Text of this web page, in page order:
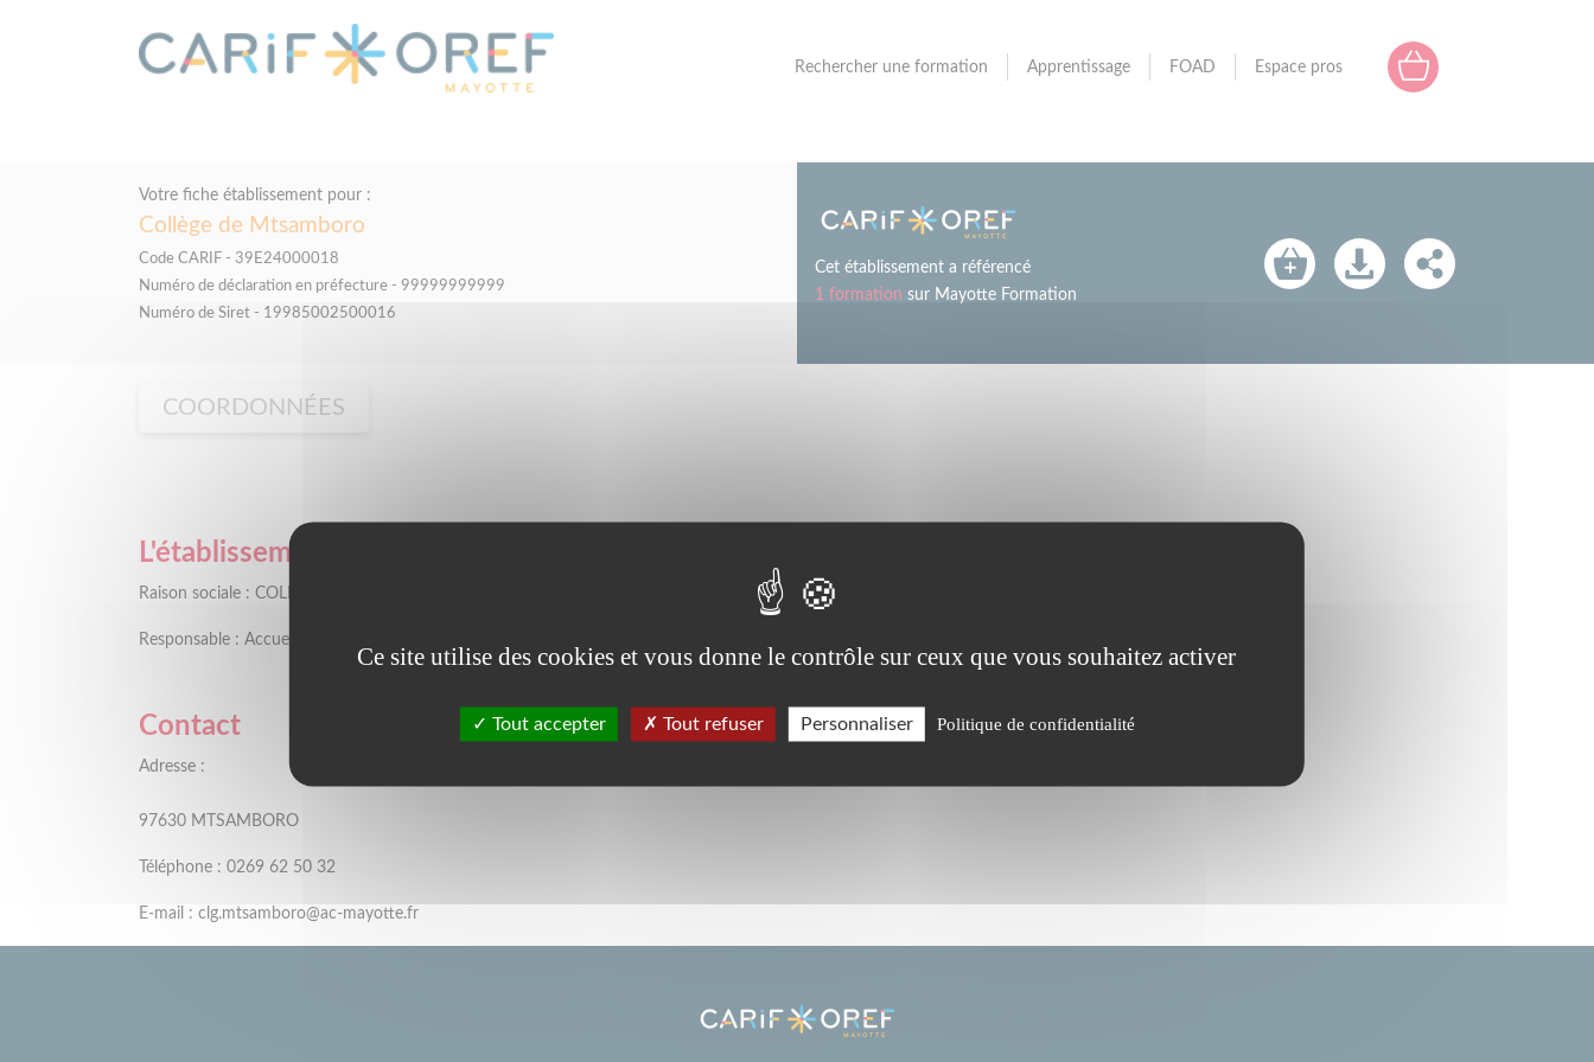
Rechercher une formation Apprentissage FOAD Espace pros
Votre fiche établissement pour :
Collège de Mtsamboro
Code CARIF - 39E24000018
Numéro de déclaration en préfecture - 99999999999
Numéro de Siret - 19985002500016
Cet établissement a référencé
1 formation sur Mayotte Formation
COORDONNÉES
L'établissement
Raison sociale : COLLEGE DE MTSAMBORO
Responsable : Accueil -
Contact
Adresse :
97630 MTSAMBORO
Téléphone : 0269 62 50 32
E-mail : clg.mtsamboro@ac-mayotte.fr
Ce site utilise des cookies et vous donne le contrôle sur ceux que vous souhaitez activer
Tout accepter Tout refuser Personnaliser Politique de confidentialité